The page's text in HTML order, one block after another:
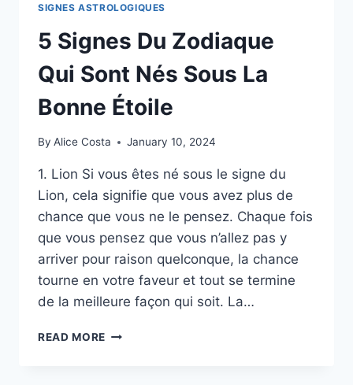
SIGNES ASTROLOGIQUES
5 Signes Du Zodiaque
Qui Sont Nés Sous La
Bonne Étoile
By Alice Costa January 10, 2024
1. Lion Si vous êtes né sous le signe du
Lion, cela signifie que vous avez plus de
chance que vous ne le pensez. Chaque fois
que vous pensez que vous n’allez pas y
arriver pour raison quelconque, la chance
tourne en votre faveur et tout se termine
de la meilleure façon qui soit. La…
READ MORE 5